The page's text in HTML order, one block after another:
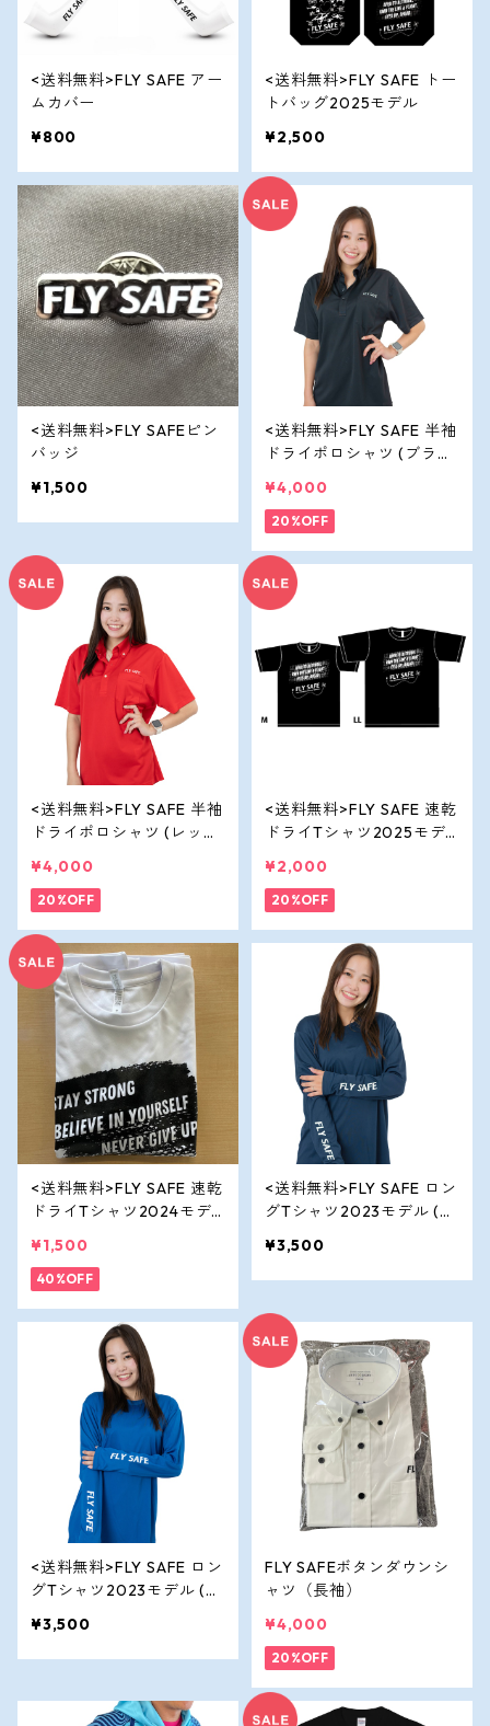
<送料無料>FLY SAFE アー
ムカバー
¥800
<送料無料>FLY SAFE トー
トバッグ2025モデル
¥2,500
<送料無料>FLY SAFEピン
バッジ
¥1,500
<送料無料>FLY SAFE 半袖
ドライポロシャツ (ブラッ
¥4,000
20%OFF
<送料無料>FLY SAFE 半袖
ドライポロシャツ (レッ
¥4,000
20%OFF
<送料無料>FLY SAFE 速乾
ドライTシャツ2025モデ
¥2,000
20%OFF
<送料無料>FLY SAFE 速乾
ドライTシャツ2024モデ
¥1,500
40%OFF
<送料無料>FLY SAFE ロン
グTシャツ2023モデル (ネ
¥3,500
<送料無料>FLY SAFE ロン
グTシャツ2023モデル (ロ
¥3,500
FLY SAFEボタンダウンシ
ャツ（長袖）
¥4,000
20%OFF